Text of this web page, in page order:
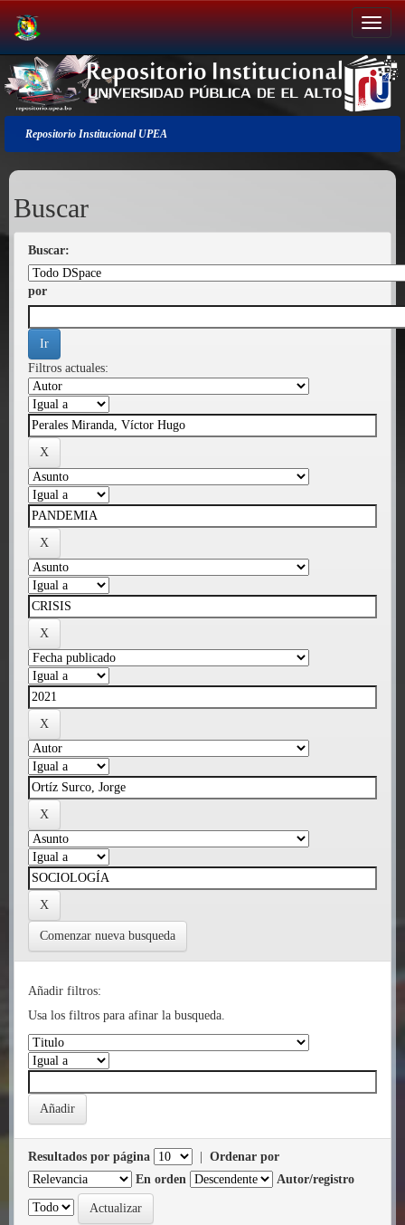
Salir
de
la
navegación
Repositorio Institucional UPEA
Buscar
Buscar:
por
Filtros actuales:
Comenzar nueva busqueda
Añadir filtros:
Usa los filtros para afinar la busqueda.
Resultados por página
Ordenar por
En orden
Autor/registro